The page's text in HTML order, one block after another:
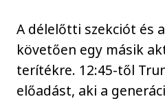
A délelőtti szekciót és
követően egy másik
terítékre. 12:45-től
előadást, aki a